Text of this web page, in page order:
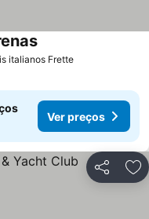
italianos FretteVer preços
Ver preços
Ver preços
Partilhar